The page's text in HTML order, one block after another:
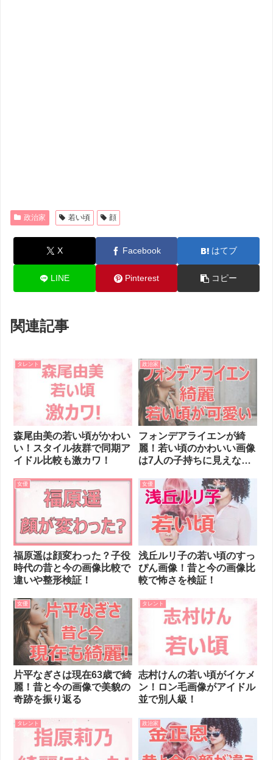
政治家 若い頃 顔
X Facebook はてブ
LINE Pinterest コピー
関連記事
タレント
森尾由美の若い頃がかわい
い！スタイル抜群で同期ア
イドル比較も激カワ！
政治家
フォンデアライエンが綺
麗！若い頃のかわいい画像
は7人の子持ちに見えな
女優
福原遥は顔変わった？子役
時代の昔と今の画像比較で
違いや整形検証！
女優
浅丘ルリ子の若い頃のすっ
ぴん画像！昔と今の画像比
較で怖さを検証！
女優
片平なぎさは現在63歳で綺
麗！昔と今の画像で美貌の
奇跡を振り返る
タレント
志村けんの若い頃がイケメ
ン！ロン毛画像がアイドル
並で別人級！
タレント 政治家